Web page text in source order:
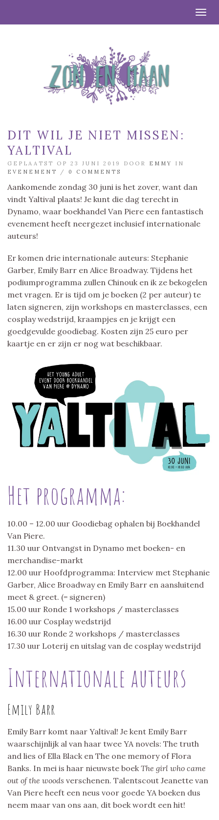
DIT WIL JE NIET MISSEN:
YALTIVAL
GEPLAATST OP 23 JUNI 2019 DOOR EMMY
IN
EVENEMENT
/ 0 COMMENTS
Aankomende zondag 30 juni is het zover, want dan
vindt Yaltival plaats! Je kunt die dag terecht in
Dynamo, waar boekhandel Van Piere een fantastisch
evenement heeft neergezet inclusief internationale
auteurs!
Er komen drie internationale auteurs: Stephanie
Garber, Emily Barr en Alice Broadway. Tijdens het
podiumprogramma zullen Chinouk en ik ze bekogelen
met vragen. Er is tijd om je boeken (2 per auteur) te
laten signeren, zijn workshops en masterclasses, een
cosplay wedstrijd, kraampjes en je krijgt een
goedgevulde goodiebag. Kosten zijn 25 euro per
kaartje en er zijn er nog wat beschikbaar.
Het programma:
10.00 – 12.00 uur Goodiebag ophalen bij Boekhandel
Van Piere.
11.30 uur Ontvangst in Dynamo met boeken- en
merchandise-markt
12.00 uur Hoofdprogramma: Interview met Stephanie
Garber, Alice Broadway en Emily Barr en aansluitend
meet & greet. (= signeren)
15.00 uur Ronde 1 workshops / masterclasses
16.00 uur Cosplay wedstrijd
16.30 uur Ronde 2 workshops / masterclasses
17.30 uur Loterij en uitslag van de cosplay wedstrijd
Internationale auteurs
Emily Barr
Emily Barr komt naar Yaltival! Je kent Emily Barr
waarschijnlijk al van haar twee YA novels: The truth
and lies of Ella Black en The one memory of Flora
Banks. In mei is haar nieuwste boek The girl who came
out of the woods verschenen. Talentscout Jeanette van
Van Piere heeft een neus voor goede YA boeken dus
neem maar van ons aan, dit boek wordt een hit!